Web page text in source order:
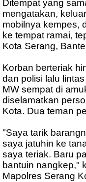
Ditempat yang
mengatakan,
mobilnya kempes,
ke tempat ramai,
Kota Serang,
Korban berteriak
dan polisi lalu
MW sempat di
diselamatkan
Kota. Dua teman
"Saya tarik
saya jatuhin ke
saya teriak. Baru
bantuin nangkep,"
Mapolres Serang